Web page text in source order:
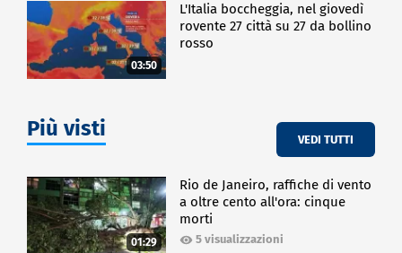
03:50
L'Italia boccheggia, nel giovedì
rovente 27 città su 27 da bollino
rosso
Più visti VEDI TUTTI
01:29
Rio de Janeiro, raffiche di vento
a oltre cento all'ora: cinque
morti
5 visualizzazioni